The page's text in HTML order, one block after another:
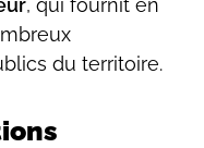
du territoire.